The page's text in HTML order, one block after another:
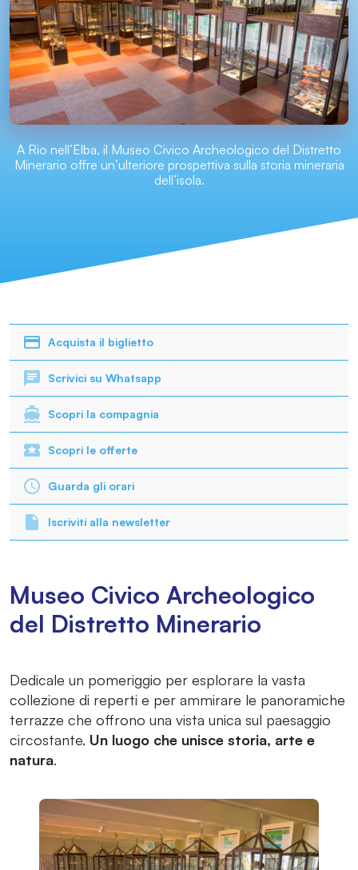
A Rio nell’Elba, il Museo Civico Archeologico del Distretto
Minerario offre un’ulteriore prospettiva sulla storia mineraria
dell’isola.
Acquista il biglietto
Scrivici su Whatsapp
Scopri la compagnia
Scopri le offerte
Guarda gli orari
Iscriviti alla newsletter
Museo Civico Archeologico
del Distretto Minerario
Dedicale un pomeriggio per esplorare la vasta
collezione di reperti e per ammirare le panoramiche
terrazze che offrono una vista unica sul paesaggio
circostante. Un luogo che unisce storia, arte e
natura.